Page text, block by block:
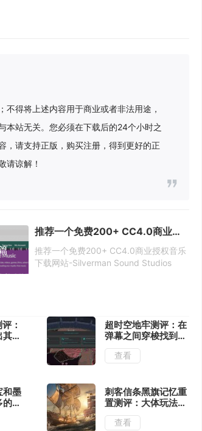
得将上述内容用于商业或者非法用途，
本站无关。您必须在下载后的24个小时之
，请支持正版，购买注册，得到更好的正
请谅解！
推荐一个免费200+ CC4.0商业授权音乐下载网站-Silverman Sound Studios
推荐一个免费200+ CC4.0商业授权音乐
下载网站-Silverman Sound Studios
：
不
超时空地牢测评：在
弹幕之间穿梭找到合
适的位置输出
查看
和墨
构
刺客信条黑旗记忆重
置测评：大体玩法不
变的情况下增强了视
觉表现
查看